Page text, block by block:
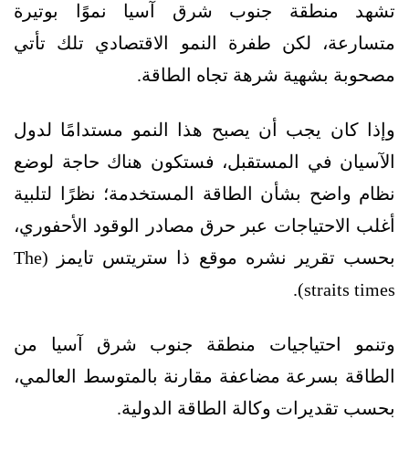
تشهد منطقة جنوب شرق آسيا نموًا بوتيرة
متسارعة، لكن طفرة النمو الاقتصادي تلك تأتي
مصحوبة بشهية شرهة تجاه الطاقة.
وإذا كان يجب أن يصبح هذا النمو مستدامًا لدول
الآسيان في المستقبل، فستكون هناك حاجة لوضع
نظام واضح بشأن الطاقة المستخدمة؛ نظرًا لتلبية
أغلب الاحتياجات عبر حرق مصادر الوقود الأحفوري،
بحسب تقرير نشره موقع ذا ستريتس تايمز (The
straits times).
وتنمو احتياجيات منطقة جنوب شرق آسيا من
الطاقة بسرعة مضاعفة مقارنة بالمتوسط العالمي،
بحسب تقديرات وكالة الطاقة الدولية.